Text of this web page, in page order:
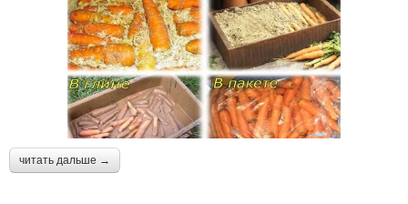
читать дальше →